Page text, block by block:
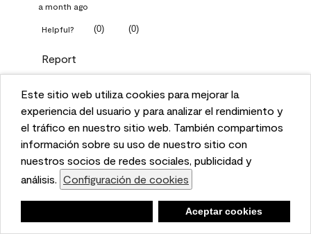
This website uses cookies to enhance user experience
and to analyze performance and traffic on our website.
We also share information about your use of our site
with our social media, advertising, and analytics
partners. Cookie Settings
Accept Cookies
Este sitio web utiliza cookies para mejorar la
experiencia del usuario y para analizar el rendimiento y
el tráfico en nuestro sitio web. También compartimos
información sobre su uso de nuestro sitio con
nuestros socios de redes sociales, publicidad y
análisis. Configuración de cookies
Aceptar cookies
a month ago
Helpful? (0) (0)
Report
Q: What Aura paint color
should I use in north facing
entryway?
1 Answer